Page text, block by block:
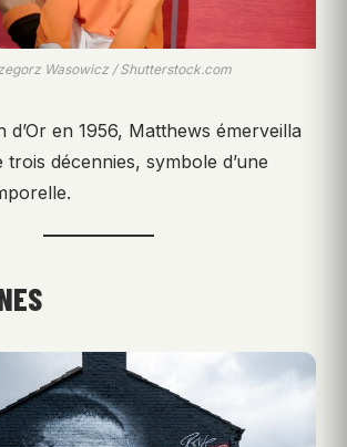
Wasowicz / Shutterstock.com
d’Or en 1956, Matthews émerveilla
décennies, symbole d’une